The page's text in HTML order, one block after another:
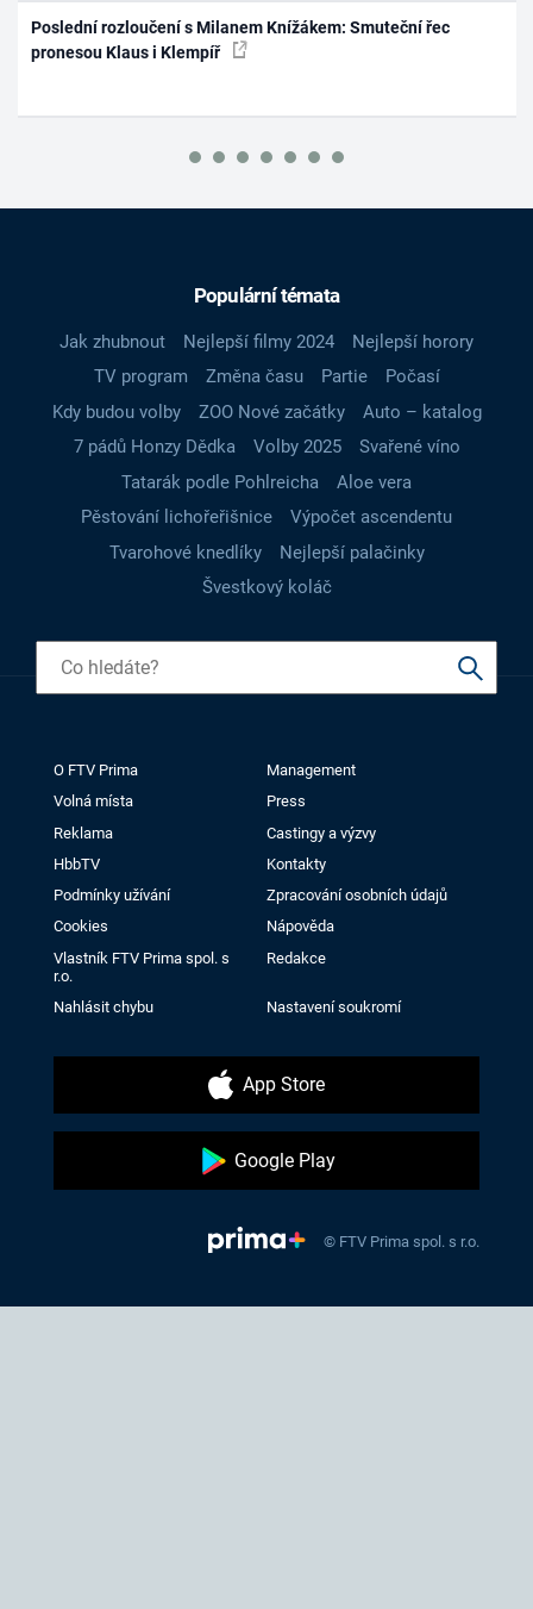
Poslední rozloučení s Milanem Knížákem: Smuteční řec
pronesou Klaus i Klempíř
Populární témata
Jak zhubnout Nejlepší filmy 2024
Nejlepší horory
TV program
Změna času Partie
Počasí
Kdy budou volby
ZOO Nové začátky
Auto – katalog
7 pádů Honzy Dědka
Volby 2025
Svařené víno
Tatarák podle Pohlreicha
Aloe vera
Pěstování lichořeřišnice
Výpočet ascendentu
Tvarohové knedlíky
Nejlepší palačinky
Švestkový koláč
O FTV Prima
Management
Volná místa
Press
Reklama
Castingy a výzvy
HbbTV
Kontakty
Podmínky užívání
Zpracování osobních údajů
Cookies
Nápověda
Vlastník FTV Prima spol. s
r.o.
Redakce
Nahlásit chybu Nastavení soukromí
App Store
Google Play
© FTV Prima spol. s r.o.